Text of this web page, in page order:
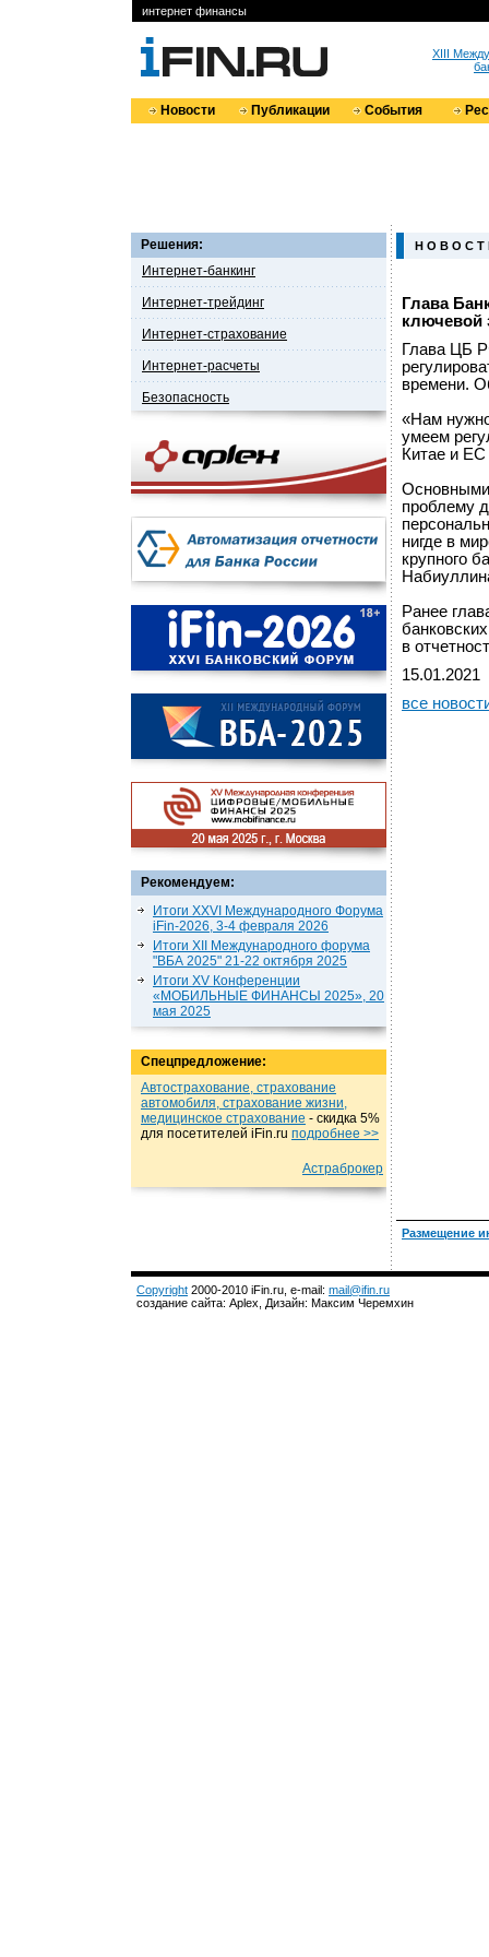
интернет финансы
XIII
Новости Публикации События
Решения:
Интернет-банкинг
Интернет-трейдинг
Интернет-страхование
Интернет-расчеты
Безопасность
Рекомендуем:
Итоги XXVI Международного Форума
iFin-2026, 3-4 февраля 2026
Итоги XII Международного форума
"ВБА 2025" 21-22 октября 2025
Итоги XV Конференции
«МОБИЛЬНЫЕ ФИНАНСЫ 2025», 20
мая 2025
Спецпредложение:
Автострахование, страхование
автомобиля, страхование жизни,
медицинское страхование - cкидка 5%
для посетителей iFin.ru подробнеe >>
Астраброкер
Н О В О С Т
Глава
ключевой
Глава ЦБ
времени.
«Нам
умеем
Китае и ЕС
Основными
проблему
нигде в
крупного
Ранее
в
15.01.2021
все
Размещение
Copyright 2000-2010 iFin.ru, e-mail: mail@ifin.ru
создание сайта: Aplex, Дизайн: Максим Черемхин